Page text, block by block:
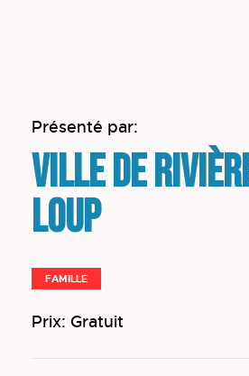
Présenté par:
Ville de
Loup
FAMILLE
Prix: Gratuit